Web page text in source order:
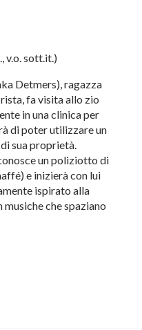
v.o. sott.it.)
Detmers), ragazza
fa visita allo zio
in una clinica per
di poter utilizzare un
sua proprietà.
un poliziotto di
e inizierà con lui
ispirato alla
che spaziano